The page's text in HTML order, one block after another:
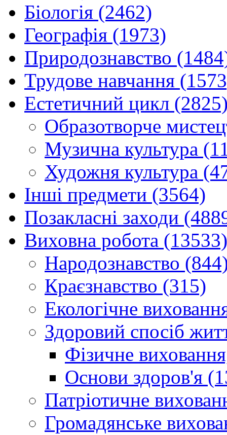
Біологія (2462)
Географія (1973)
Природознавство
Трудове навчання
Естетичний цикл
Образотворче
Музична культура
Художня культура
Інші предмети (3564)
Позакласні заходи
Виховна робота (13533)
Народознавство
Краєзнавство (315)
Екологічне
Здоровий спосіб
Фізичне
Основи здоров'я
Патріотичне
Громадянське